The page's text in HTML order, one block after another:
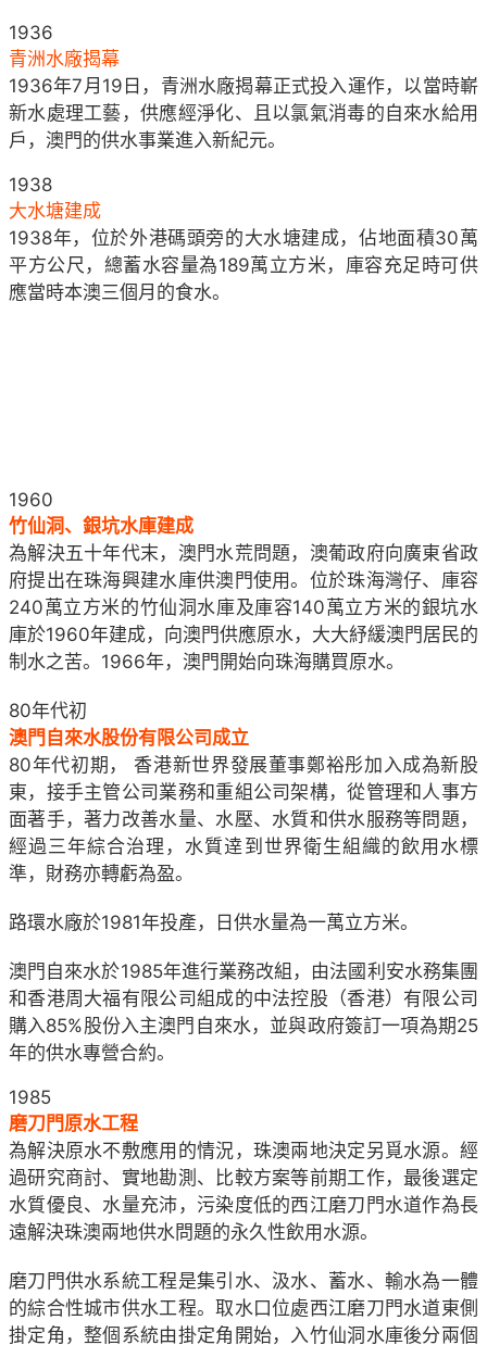
1936
青洲水廠揭幕
1936年7月19日，青洲水廠揭幕正式投入運作，以當時嶄
新水處理工藝，供應經淨化、且以氯氣消毒的自來水給用
戶，澳門的供水事業進入新紀元。
1938
大水塘建成
1938年，位於外港碼頭旁的大水塘建成，佔地面積30萬
平方公尺，總蓄水容量為189萬立方米，庫容充足時可供
應當時本澳三個月的食水。
1960
竹仙洞、銀坑水庫建成
為解決五十年代末，澳門水荒問題，澳葡政府向廣東省政
府提出在珠海興建水庫供澳門使用。位於珠海灣仔、庫容
240萬立方米的竹仙洞水庫及庫容140萬立方米的銀坑水
庫於1960年建成，向澳門供應原水，大大紓緩澳門居民的
制水之苦。1966年，澳門開始向珠海購買原水。
80年代初
澳門自來水股份有限公司成立
80年代初期， 香港新世界發展董事鄭裕彤加入成為新股
東，接手主管公司業務和重組公司架構，從管理和人事方
面著手，著力改善水量、水壓、水質和供水服務等問題，
經過三年綜合治理，水質逹到世界衛生組織的飲用水標
準，財務亦轉虧為盈。
路環水廠於1981年投產，日供水量為一萬立方米。
澳門自來水於1985年進行業務改組，由法國利安水務集團
和香港周大福有限公司組成的中法控股（香港）有限公司
購入85%股份入主澳門自來水，並與政府簽訂一項為期25
年的供水專營合約。
1985
磨刀門原水工程
為解決原水不敷應用的情況，珠澳兩地決定另覓水源。經
過研究商討、實地勘測、比較方案等前期工作，最後選定
水質優良、水量充沛，污染度低的西江磨刀門水道作為長
遠解決珠澳兩地供水問題的永久性飲用水源。
磨刀門供水系統工程是集引水、汲水、蓄水、輸水為一體
的綜合性城市供水工程。取水口位處西江磨刀門水道東側
掛定角，整個系統由掛定角開始，入竹仙洞水庫後分兩個